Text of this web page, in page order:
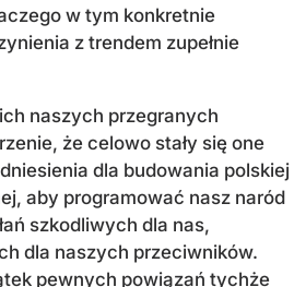
w tym konkretnie
z trendem zupełnie
naszych przegranych
że celowo stały się one
dla budowania polskiej
aby programować nasz naród
szkodliwych dla nas,
dla naszych przeciwników.
pewnych powiązań tychże